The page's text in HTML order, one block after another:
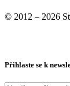
© 2012 – 2026
Přihlaste se k